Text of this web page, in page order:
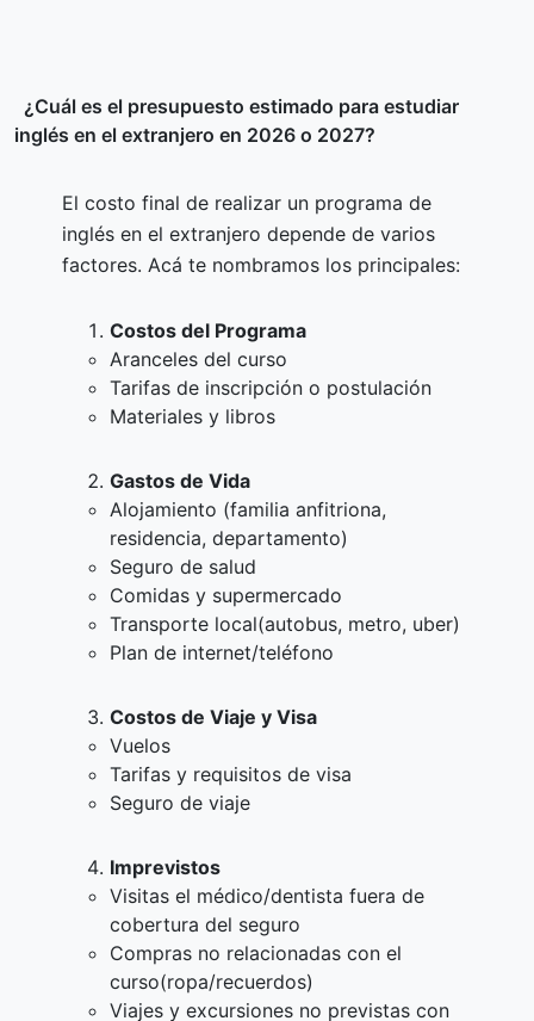
¿Cuál es el presupuesto estimado para estudiar
inglés en el extranjero en 2026 o 2027?
El costo final de realizar un programa de
inglés en el extranjero depende de varios
factores. Acá te nombramos los principales:
Costos del Programa
Aranceles del curso
Tarifas de inscripción o postulación
Materiales y libros
Gastos de Vida
Alojamiento (familia anfitriona,
residencia, departamento)
Seguro de salud
Comidas y supermercado
Transporte local(autobus, metro, uber)
Plan de internet/teléfono
Costos de Viaje y Visa
Vuelos
Tarifas y requisitos de visa
Seguro de viaje
Imprevistos
Visitas el médico/dentista fuera de
cobertura del seguro
Compras no relacionadas con el
curso(ropa/recuerdos)
Viajes y excursiones no previstas con